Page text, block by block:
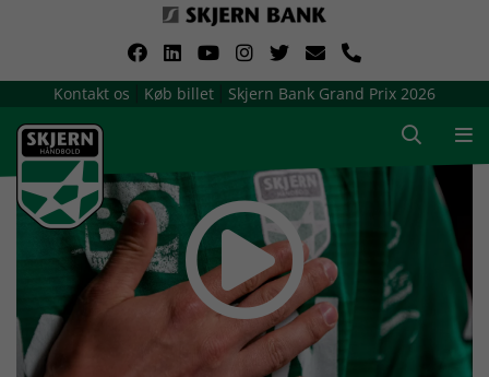
Kontakt os Køb billet Skjern Bank Grand Prix 2026
Om Skjern Håndbold
Ligatruppen
Sponsorer
Billetsalg / sæsonkort